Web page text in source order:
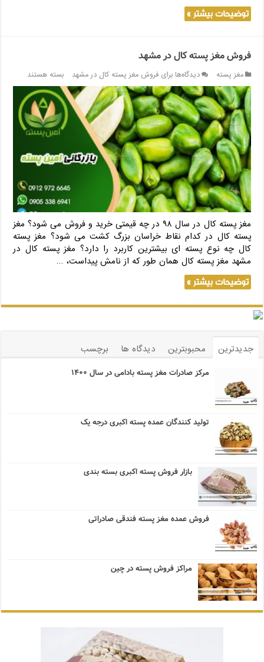
توضیحات بیشتر »
فروش مغز پسته کال در مشهد
مغز پسته دیدگاه‌هابرای فروش مغز پسته کال در مشهد بسته هستند
مغز پسته کال در سال ۹۸ در چه قیمتی خرید و فروش می شود؟ مغز
پسته کال در کدام نقاط خراسان بزرگ کشت می شود؟ مغز پسته
کال چه نوع پسته ای بیشترین کاربرد را دارد؟ مغز پسته کال در
مشهد مغز پسته کال همان طور که از نامش پیداست، …
توضیحات بیشتر »
جدیدترین محبوبترین دیدگاه ها برچسب
مرکز صادرات مغز پسته بادامی در سال ۱۴۰۰
تولید کنندگان عمده پسته اکبری درجه یک
بازار فروش پسته اکبری بسته بندی
فروش عمده مغز پسته فندقی صادراتی
مراکز فروش پسته در چین